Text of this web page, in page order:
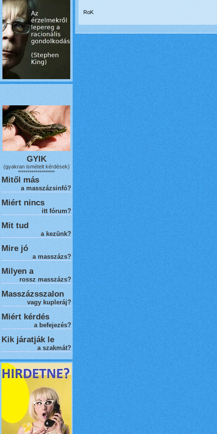
GYIK
(gyakran ismételt kérdések)
*******************
Mitől más
a masszázsinfó?
Miért nincs
itt fórum?
Mit tud
a kezünk?
Mire jó
a masszázs?
Milyen a
rossz masszázs?
Masszázsszalon
vagy kupleráj?
Miért kérdés
a befejezés?
Kik járatják le
a szakmát?
RoK